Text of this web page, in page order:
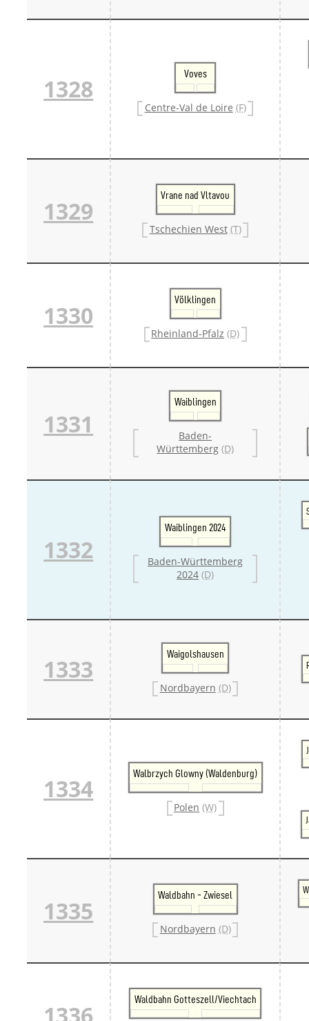
1328
Voves
Centre-Val de Loire (F)
1329
Vrane nad Vltavou
Tschechien West (T)
1330
Völklingen
Rheinland-Pfalz (D)
1331
Waiblingen
Baden-
Württemberg (D)
1332
Waiblingen 2024
Baden-Württemberg
2024 (D)
1333
Waigolshausen
Nordbayern (D)
1334
Walbrzych Glowny (Waldenburg)
Polen (W)
1335
Waldbahn - Zwiesel
Nordbayern (D)
Waldbahn Gotteszell/Viechtach